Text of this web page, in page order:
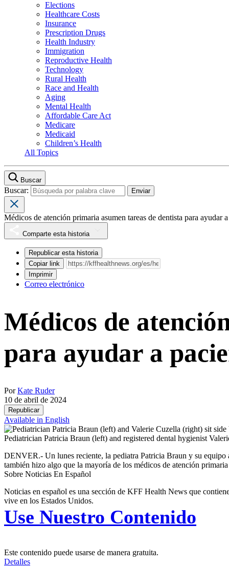
Elections
Healthcare Costs
Insurance
Prescription Drugs
Health Industry
Immigration
Reproductive Health
Technology
Rural Health
Race and Health
Aging
Mental Health
Affordable Care Act
Medicare
Medicaid
Children’s Health
All Topics
Buscar
Buscar:
Médicos de atención primaria asumen tareas de dentista para ayudar
Comparte esta historia
Republicar esta historia
Copiar link
Imprimir
Correo electrónico
Médicos de
para ayudar a
PorKate Ruder
10 de abril de 2024
Republicar
Available in English
Pediatrician Patricia Braun (left) and registered dental hygienist
DENVER.- Un lunes reciente, la pediatra Patricia Braun y su
también hizo algo que la mayoría de los médicos de atención
Sobre Noticias En Español
Noticias en español es una sección de KFF Health News que
vive en los Estados Unidos.
Use Nuestro Contenido
Este contenido puede usarse de manera gratuita.
Detalles